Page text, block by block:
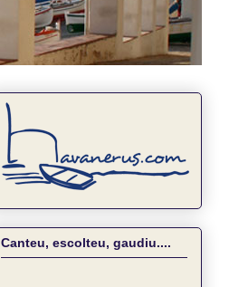
Canteu, escolteu, gaudiu....